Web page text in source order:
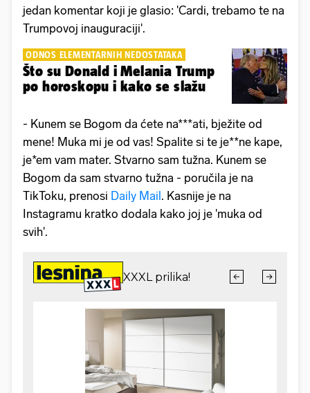
jedan komentar koji je glasio: 'Cardi, trebamo te na
Trumpovoj inauguraciji'.
ODNOS ELEMENTARNIH NEDOSTATAKA
Što su Donald i Melania Trump
po horoskopu i kako se slažu
- Kunem se Bogom da ćete na***ati, bježite od
mene! Muka mi je od vas! Spalite si te je**ne kape,
je*em vam mater. Stvarno sam tužna. Kunem se
Bogom da sam stvarno tužna - poručila je na
TikToku, prenosi Daily Mail. Kasnije je na
Instagramu kratko dodala kako joj je 'muka od
svih'.